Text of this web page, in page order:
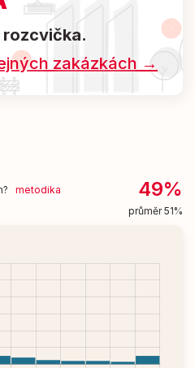
rozcvička.
zakázkách →
metodika
49%
průměr 51%